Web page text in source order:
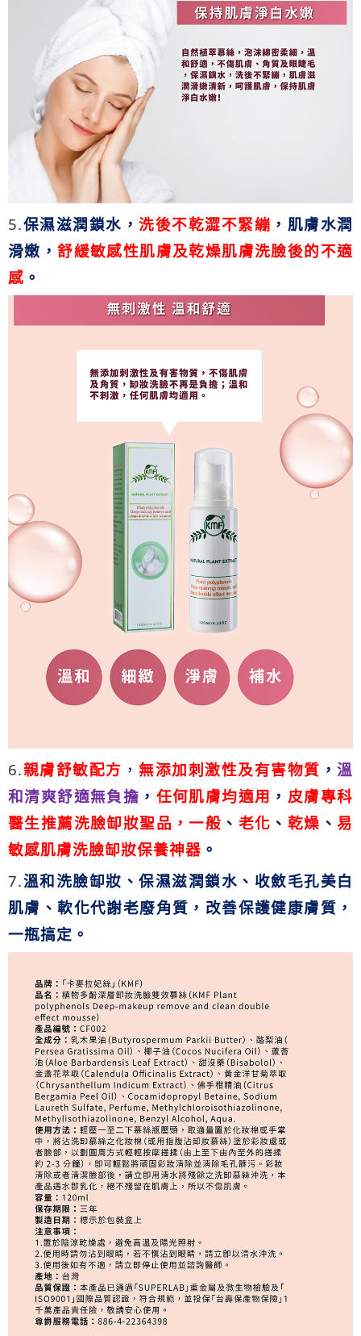
5.保濕滋潤鎖水， 洗後不乾澀不緊繃 ，肌膚水潤
滑嫩，舒緩敏感性肌膚及乾燥肌膚洗臉後的不適
感 。
6.親膚舒敏配方 ， 無添加刺激性及有害物質 ， 溫
和清爽舒適無負擔 ， 任何肌膚均適用 ， 皮膚專科
醫生推薦洗臉缷妝聖品 ，一般 、 老化 、 乾燥 、易
敏感肌膚洗臉缷妝保養神器 。
7.溫和洗臉缷妝、保濕滋潤鎖水、收斂毛孔美白
肌膚、軟化代謝老廢角質，改善保護健康膚質，
一瓶搞定。